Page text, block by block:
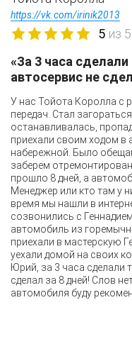
https://vk.com/irinik2013
5 из 5
«За 3 часа
автосервис не
У нас Тойота Королла с
передач. Стал
останавливалась,
приехали своим ходом
набережной. Было
заберем
прошло 8 дней, а
Менеджер или кто там у
время мы нашли в
созвонились с
автомобиль из
приехали в мастерскую
уехали домой на своих
Юрий, за 3 часа сделали
сделал за 8 дней! Слов
автомобиля буду